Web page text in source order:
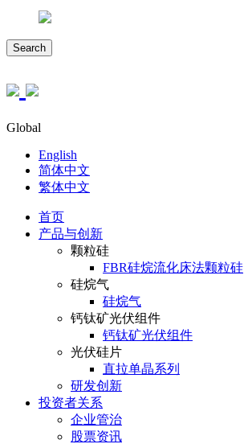
Search
Global
English
简体中文
繁体中文
首页
产品与创新
颗粒硅
FBR硅烷流化床法颗粒硅
硅烷气
硅烷气
钙钛矿光伏组件
钙钛矿光伏组件
光伏硅片
直拉单晶系列
研发创新
投资者关系
企业管治
股票资讯